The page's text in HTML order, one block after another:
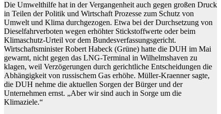
Die Umwelthilfe hat in der Vergangenheit auch gegen großen Druck
in Teilen der Politik und Wirtschaft Prozesse zum Schutz von
Umwelt und Klima durchgezogen. Etwa bei der Durchsetzung von
Dieselfahrverboten wegen erhöhter Stickstoffwerte oder beim
Klimaschutz-Urteil vor dem Bundesverfassungsgericht.
Wirtschaftsminister Robert Habeck (Grüne) hatte die DUH im Mai
gewarnt, nicht gegen das LNG-Terminal in Wilhelmshaven zu
klagen, weil Verzögerungen durch gerichtliche Entscheidungen die
Abhängigkeit von russischem Gas erhöhe. Müller-Kraenner sagte,
die DUH nehme die aktuellen Sorgen der Bürger und der
Unternehmen ernst. „Aber wir sind auch in Sorge um die
Klimaziele.“